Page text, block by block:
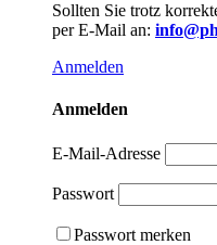
Sollten Sie trotz
per E-Mail an:
Anmelden
Anmelden
E-Mail-Adresse
Passwort
Passwort merken